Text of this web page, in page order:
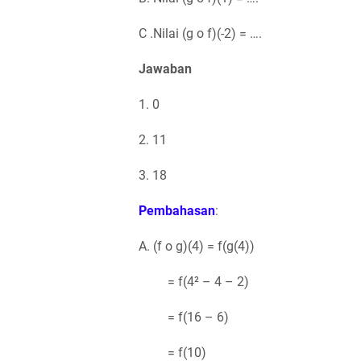
C .Nilai (g o f)(-2) = ….
Jawaban
1. 0
2. 11
3. 18
Pembahasan:
A. (f o g)(4) = f(g(4))
= f(4² – 4 – 2)
= f(16 – 6)
= f(10)